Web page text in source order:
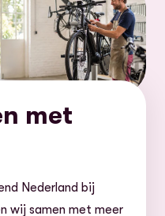
met
Nederland bij
wij samen met meer